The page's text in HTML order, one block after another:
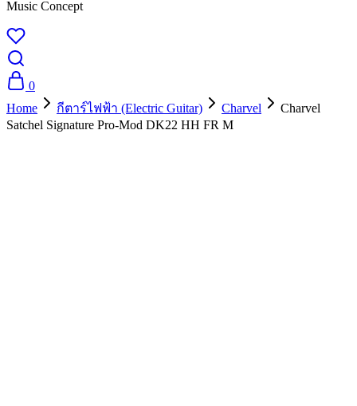
Music Concept
0
Home
กีตาร์ไฟฟ้า (Electric Guitar) Charvel
Charvel
Satchel Signature Pro-Mod DK22 HH FR M